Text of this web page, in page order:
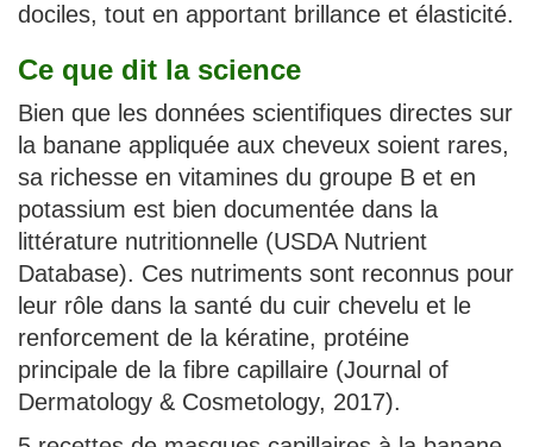
dociles, tout en apportant brillance et élasticité.
Ce que dit la science
Bien que les données scientifiques directes sur
la banane appliquée aux cheveux soient rares,
sa richesse en vitamines du groupe B et en
potassium est bien documentée dans la
littérature nutritionnelle (USDA Nutrient
Database). Ces nutriments sont reconnus pour
leur rôle dans la santé du cuir chevelu et le
renforcement de la kératine, protéine
principale de la fibre capillaire (Journal of
Dermatology & Cosmetology, 2017).